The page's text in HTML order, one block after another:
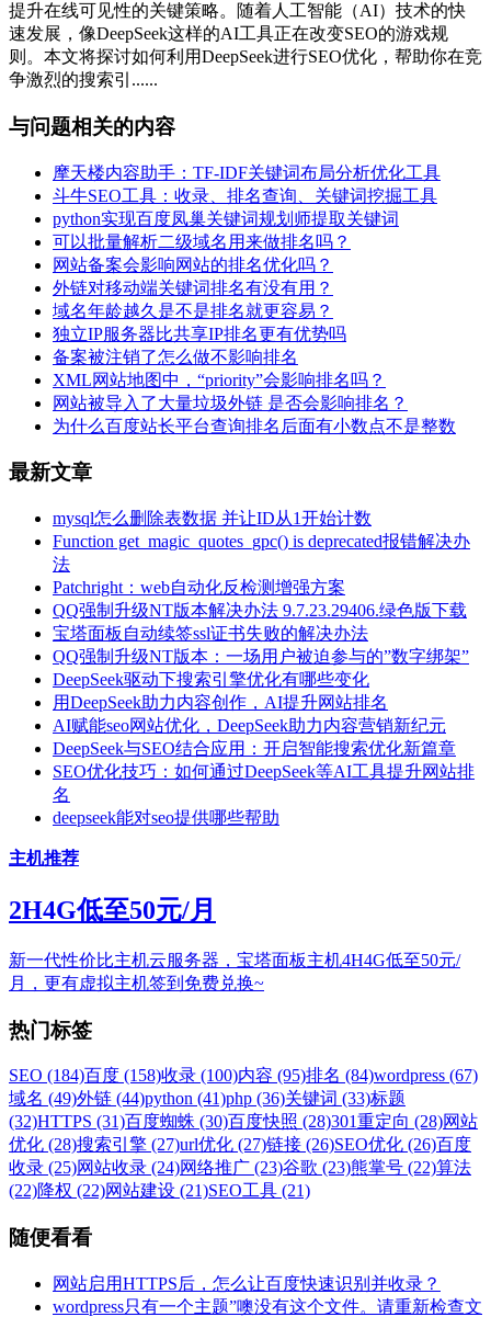
提升在线可见性的关键策略。随着人工智能（AI）技术的快
速发展，像DeepSeek这样的AI工具正在改变SEO的游戏规
则。本文将探讨如何利用DeepSeek进行SEO优化，帮助你在竞
争激烈的搜索引......
与问题相关的内容
摩天楼内容助手：TF-IDF关键词布局分析优化工具
斗牛SEO工具：收录、排名查询、关键词挖掘工具
python实现百度凤巢关键词规划师提取关键词
可以批量解析二级域名用来做排名吗？
网站备案会影响网站的排名优化吗？
外链对移动端关键词排名有没有用？
域名年龄越久是不是排名就更容易？
独立IP服务器比共享IP排名更有优势吗
备案被注销了怎么做不影响排名
XML网站地图中，“priority”会影响排名吗？
网站被导入了大量垃圾外链 是否会影响排名？
为什么百度站长平台查询排名后面有小数点不是整数
最新文章
mysql怎么删除表数据 并让ID从1开始计数
Function get_magic_quotes_gpc() is deprecated报错解决办
法
Patchright：web自动化反检测增强方案
QQ强制升级NT版本解决办法 9.7.23.29406.绿色版下载
宝塔面板自动续签ssl证书失败的解决办法
QQ强制升级NT版本：一场用户被迫参与的”数字绑架”
DeepSeek驱动下搜索引擎优化有哪些变化
用DeepSeek助力内容创作，AI提升网站排名
AI赋能seo网站优化，DeepSeek助力内容营销新纪元
DeepSeek与SEO结合应用：开启智能搜索优化新篇章
SEO优化技巧：如何通过DeepSeek等AI工具提升网站排
名
deepseek能对seo提供哪些帮助
主机推荐
2H4G低至50元/月
新一代性价比主机云服务器，宝塔面板主机4H4G低至50元/
月，更有虚拟主机签到免费兑换~
热门标签
SEO (184)百度 (158)收录 (100)内容 (95)排名 (84)wordpress (67)
域名 (49)外链 (44)python (41)php (36)关键词 (33)标题
(32)HTTPS (31)百度蜘蛛 (30)百度快照 (28)301重定向 (28)网站
优化 (28)搜索引擎 (27)url优化 (27)链接 (26)SEO优化 (26)百度
收录 (25)网站收录 (24)网络推广 (23)谷歌 (23)熊掌号 (22)算法
(22)降权 (22)网站建设 (21)SEO工具 (21)
随便看看
网站启用HTTPS后，怎么让百度快速识别并收录？
wordpress只有一个主题”噢没有这个文件。请重新检查文